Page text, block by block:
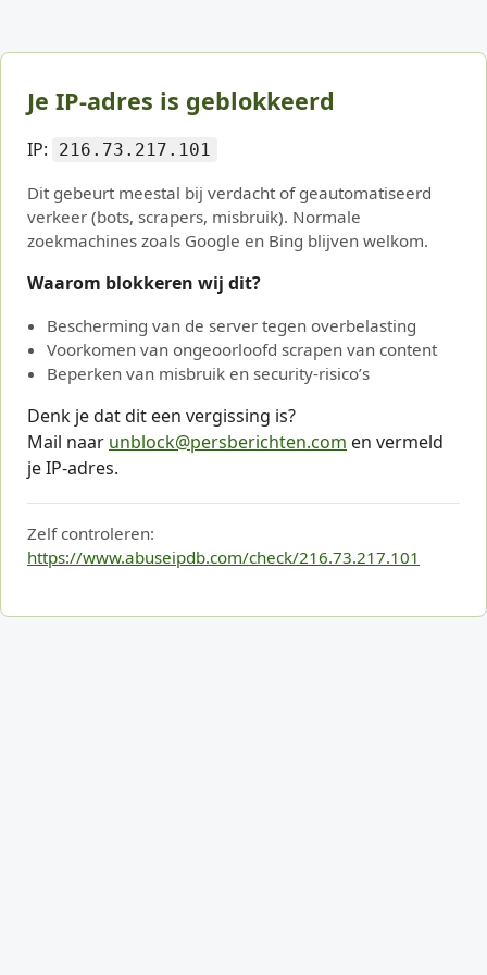
Je IP-adres is geblokkeerd
IP: 216.73.217.101
Dit gebeurt meestal bij verdacht of geautomatiseerd
verkeer (bots, scrapers, misbruik). Normale
zoekmachines zoals Google en Bing blijven welkom.
Waarom blokkeren wij dit?
Bescherming van de server tegen overbelasting
Voorkomen van ongeoorloofd scrapen van content
Beperken van misbruik en security-risico’s
Denk je dat dit een vergissing is?
Mail naar unblock@persberichten.com en vermeld
je IP-adres.
Zelf controleren:
https://www.abuseipdb.com/check/216.73.217.101